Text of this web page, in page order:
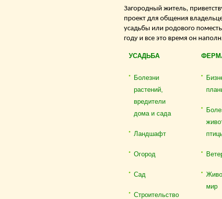
Загородный житель,
проект для общения
усадьбы или родового
году и все это время он
УСАДЬБА
Болезни
растений,
вредители
дома и сада
Ландшафт
Огород
Сад
Строительство
мир